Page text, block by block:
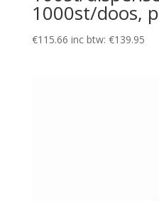
1000st/doos,
€115.66 inc btw: €139.95